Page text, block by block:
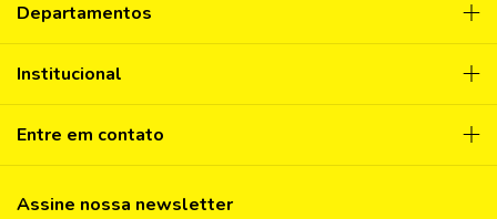
Departamentos
Institucional
Entre em contato
Assine nossa newsletter